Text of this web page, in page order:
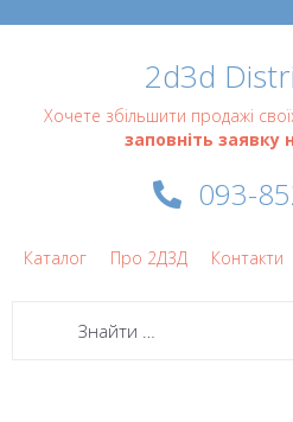
2d3d
Хочете збільшити продажі
заповніть заявку
093-
Каталог Про 2Д3Д Контакти